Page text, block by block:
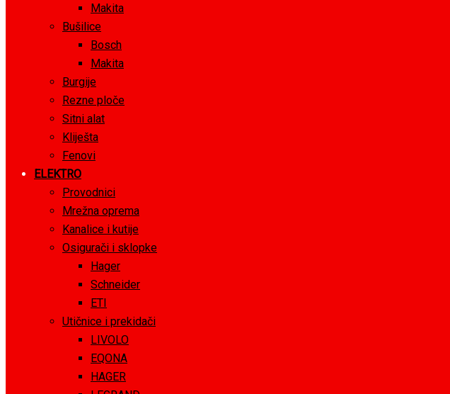
Makita
Bušilice
Bosch
Makita
Burgije
Rezne ploče
Sitni alat
Kliješta
Fenovi
ELEKTRO
Provodnici
Mrežna oprema
Kanalice i kutije
Osigurači i sklopke
Hager
Schneider
ETI
Utičnice i prekidači
LIVOLO
EQONA
HAGER